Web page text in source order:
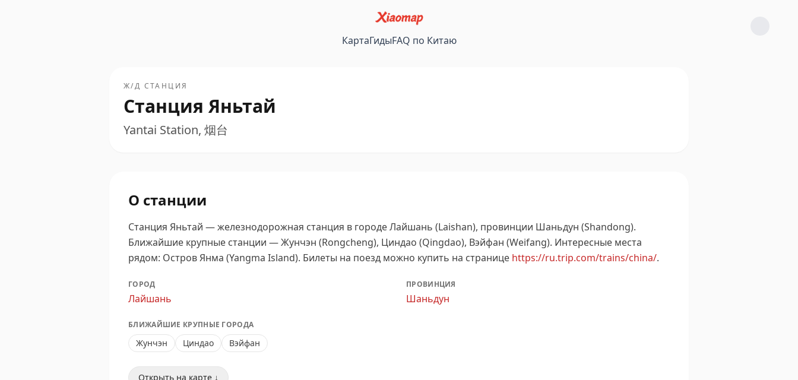
КартаГидыFAQ по Китаю
Ж/Д СТАНЦИЯ
Станция Яньтай
Yantai Station, 烟台
О станции
Станция Яньтай — железнодорожная станция в городе Лайшань (Laishan), провинции Шаньдун (Shandong).
Ближайшие крупные станции — Жунчэн (Rongcheng), Циндао (Qingdao), Вэйфан (Weifang). Интересные места
рядом: Остров Янма (Yangma Island). Билеты на поезд можно купить на странице https://ru.trip.com/trains/china/.
ГОРОД
Лайшань
ПРОВИНЦИЯ
Шаньдун
БЛИЖАЙШИЕ КРУПНЫЕ ГОРОДА
Жунчэн Циндао Вэйфан
Открыть на карте ↓